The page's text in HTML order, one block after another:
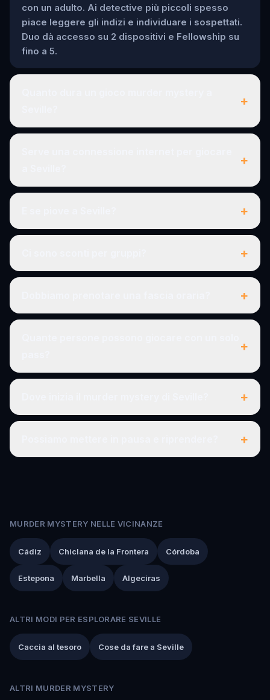
con un adulto. Ai detective più piccoli spesso
piace leggere gli indizi e individuare i sospettati.
Duo dà accesso su 2 dispositivi e Fellowship su
fino a 5.
+
+
+
+
+
+
+
+
MURDER MYSTERY NELLE VICINANZE
Cádiz Chiclana de la Frontera Córdoba
Estepona Marbella Algeciras
ALTRI MODI PER ESPLORARE SEVILLE
Caccia al tesoro Cose da fare a Seville
ALTRI MURDER MYSTERY